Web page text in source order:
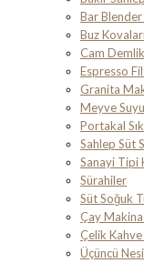
Bar Blender
Buz Kovaları
Cam
Espresso
Granita
Meyve
Portakal
Sahlep Süt
Sanayi Tipi
Sürahiler
Süt Soğuk
Çay
Çelik
Üçüncü